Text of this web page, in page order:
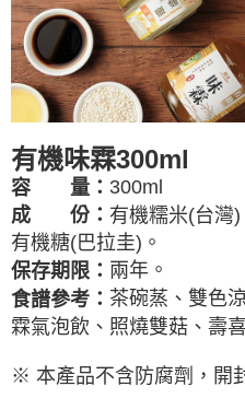
有機味霖300ml
容 量： 300ml
成 份： 有機糯米(台灣
有機糖(巴拉圭)。
保存期限： 兩年。
食譜參考： 茶碗蒸、雙色
霖氣泡飲、照燒雙菇、壽
※ 本產品不含防腐劑，開